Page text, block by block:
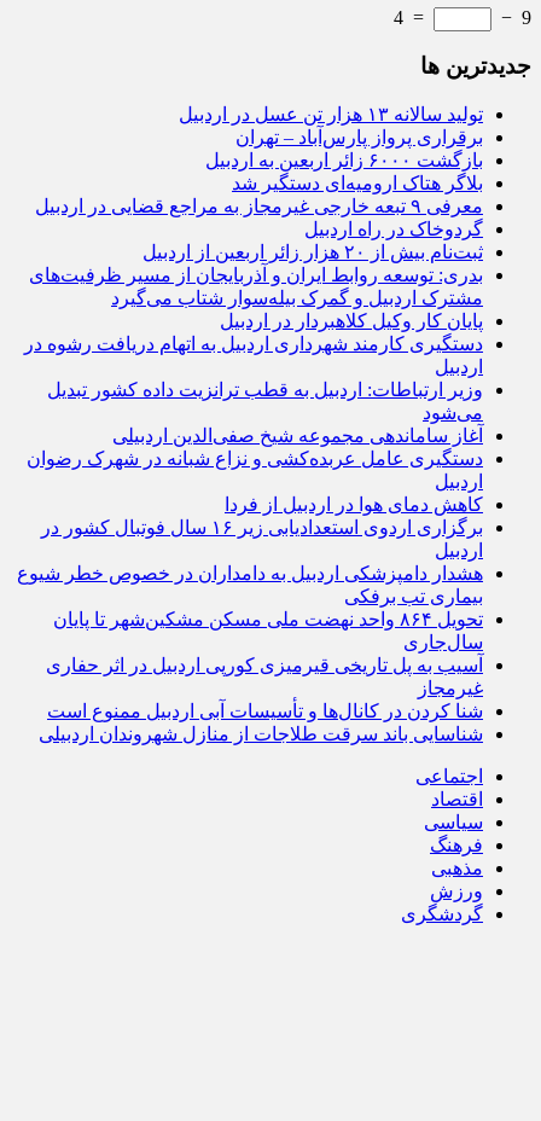
9
−
=
4
جديدترين ها
تولید سالانه ۱۳ هزار تن عسل در اردبیل
برقراری پرواز پارس‌آباد – تهران
بازگشت ۶۰۰۰ زائر اربعین به اردبیل
بلاگر هتاک ارومیه‌ای دستگیر شد
معرفی ۹ تبعه خارجی غیرمجاز به مراجع قضایی در اردبیل
گردوخاک در راه اردبیل
ثبت‌نام بیش از ۲۰ هزار زائر اربعین از اردبیل
بدری: توسعه روابط ایران و آذربایجان از مسیر ظرفیت‌های
مشترک اردبیل و گمرک بیله‌سوار شتاب می‌گیرد
پایان کار وکیل کلاهبردار در اردبیل
دستگیری کارمند شهرداری اردبیل به اتهام دریافت رشوه در
اردبیل
وزیر ارتباطات: اردبیل به قطب ترانزیت داده کشور تبدیل
می‌شود
آغاز ساماندهی مجموعه شیخ صفی‌الدین اردبیلی
دستگیری عامل عربده‌کشی و نزاع شبانه در شهرک رضوان
اردبیل
کاهش دمای هوا در اردبیل از فردا
برگزاری اردوی استعدادیابی زیر ۱۶ سال فوتبال کشور در
اردبیل
هشدار دامپزشکی اردبیل به دامداران در خصوص خطر شیوع
بیماری تب برفکی
تحویل ۸۶۴ واحد نهضت ملی مسکن مشکین‌شهر تا پایان
سال‌جاری
آسیب به پل تاریخی قیرمیزی کورپی اردبیل در اثر حفاری
غیرمجاز
شنا کردن در کانال‌ها و تأسیسات آبی اردبیل ممنوع است
شناسایی باند سرقت طلاجات از منازل شهروندان اردبیلی
اجتماعی
اقتصاد
سیاسی
فرهنگ
مذهبی
ورزش
گردشگری